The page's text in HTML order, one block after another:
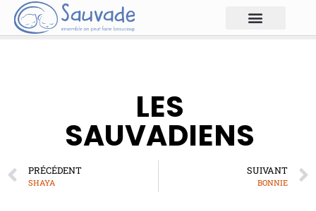
LES
SAUVADIENS
PRÉCÉDENT
SHAYA
SUIVANT
BONNIE